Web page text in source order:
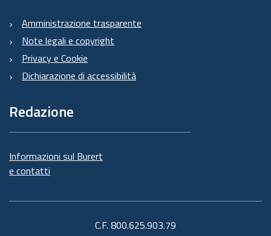
Amministrazione trasparente
Note legali e copyright
Privacy e Cookie
Dichiarazione di accessibilità
Redazione
Informazioni sul Burert
e contatti
C.F. 800.625.903.79